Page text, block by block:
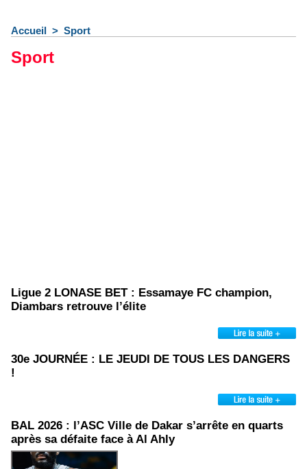
Accueil > Sport
Sport
Ligue 2 LONASE BET : Essamaye FC champion,
Diambars retrouve l’élite
30e JOURNÉE : LE JEUDI DE TOUS LES DANGERS
!
BAL 2026 : l’ASC Ville de Dakar s’arrête en quarts
après sa défaite face à Al Ahly